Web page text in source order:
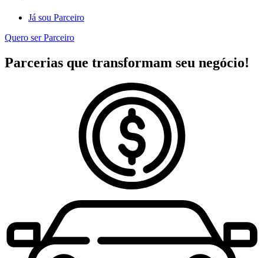
Já sou Parceiro
Quero ser Parceiro
Parcerias que transformam seu negócio!